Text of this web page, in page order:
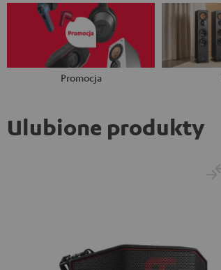
Promocja
Ulubione produkty